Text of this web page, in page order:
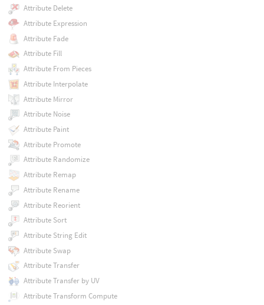
Attribute Delete
Attribute Expression
Attribute Fade
Attribute Fill
Attribute From Pieces
Attribute Interpolate
Attribute Mirror
Attribute Noise
Attribute Paint
Attribute Promote
Attribute Randomize
Attribute Remap
Attribute Rename
Attribute Reorient
Attribute Sort
Attribute String Edit
Attribute Swap
Attribute Transfer
Attribute Transfer by UV
Attribute Transform Compute